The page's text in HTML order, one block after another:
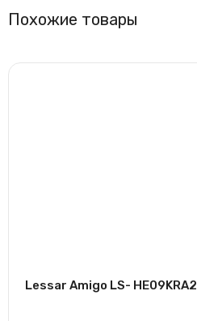
Похожие товары
Lessar Amigo LS- HE09KRA2